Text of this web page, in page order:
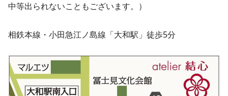
中等出られないこともございます。）
相鉄本線・小田急江ノ島線「大和駅」徒歩5分